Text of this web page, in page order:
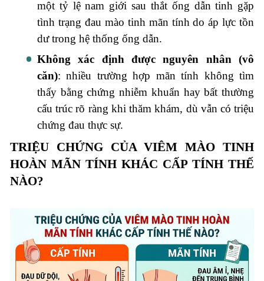
một tỷ lệ nam giới sau thắt ống dẫn tinh gặp
tình trạng đau mào tinh mãn tính do áp lực tồn
dư trong hệ thống ống dẫn.
Không xác định được nguyên nhân (vô
căn): nhiều trường hợp mãn tính không tìm
thấy bằng chứng nhiễm khuẩn hay bất thường
cấu trúc rõ ràng khi thăm khám, dù vẫn có triệu
chứng đau thực sự.
TRIỆU CHỨNG CỦA VIÊM MÀO TINH
HOÀN MÃN TÍNH KHÁC CẤP TÍNH THẾ
NÀO?